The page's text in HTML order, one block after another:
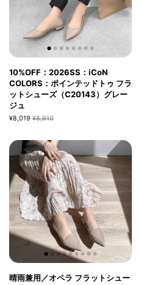
10%OFF：2026SS：iCoN
COLORS：ポインテッドトゥ フラ
ットシューズ（C20143）グレー
ジュ
¥8,019 ¥8,910
晴雨兼用／オペラ フラットシュー